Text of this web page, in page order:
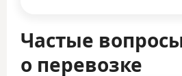
Частые
о перевозке